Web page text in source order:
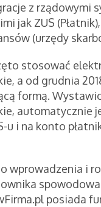
z rządowymi
jak ZUS (Płatnik),
(urzędy
stosować
a od grudnia
formą.
automatycznie
u i na konto
wprowadzenia i
posiada